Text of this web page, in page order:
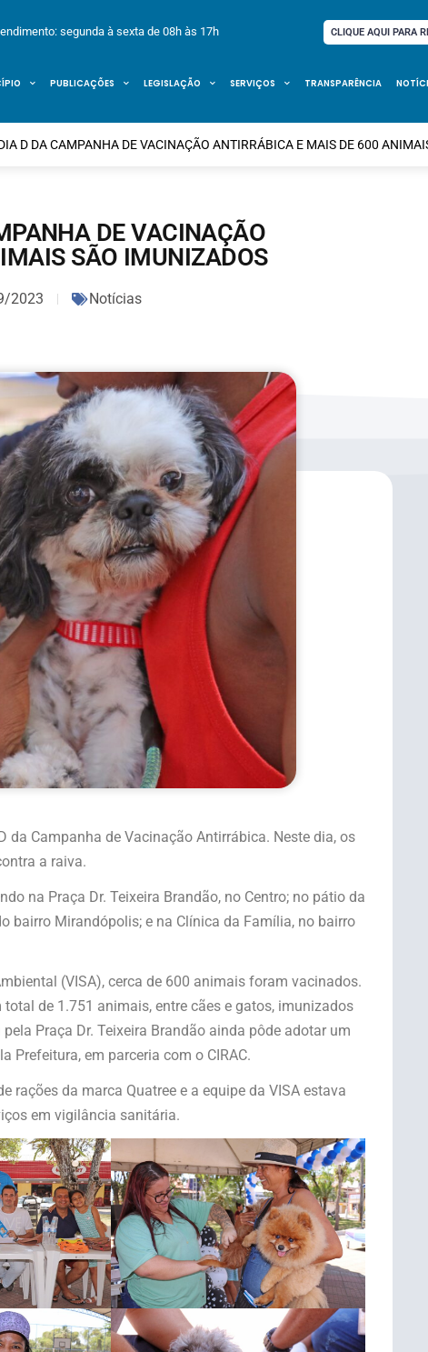
segunda à sexta de 08h às 17h CLIQUE AQUI PARA
PUBLICAÇÕES LEGISLAÇÃO SERVIÇOS TRANSPARÊNCIA
D DA CAMPANHA DE VACINAÇÃO ANTIRRÁBICA E MAIS DE 600
DE VACINAÇÃO
SÃO IMUNIZADOS
2023 Notícias
Campanha de Vacinação Antirrábica. Neste dia, os
a raiva.
na Praça Dr. Teixeira Brandão, no Centro; no pátio da
bairro Mirandópolis; e na Clínica da Família, no bairro
(VISA), cerca de 600 animais foram vacinados.
de 1.751 animais, entre cães e gatos, imunizados
Praça Dr. Teixeira Brandão ainda pôde adotar um
Prefeitura, em parceria com o CIRAC.
rações da marca Quatree e a equipe da VISA estava
em vigilância sanitária.